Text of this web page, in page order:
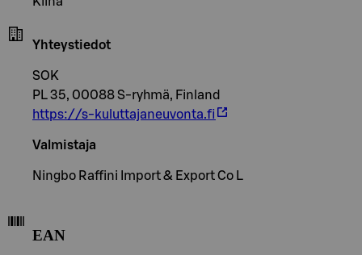
Yhteystiedot
SOK
PL 35, 00088 S-ryhmä, Finland
https://s-kuluttajaneuvonta.fi
Valmistaja
Ningbo Raffini Import & Export Co L
EAN